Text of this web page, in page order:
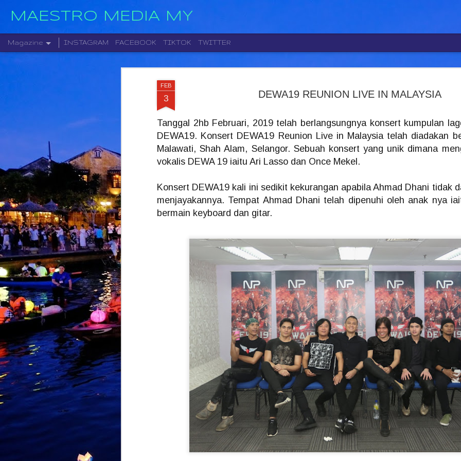
FEB
3 DEWA19 REUNION LIVE IN MALAYSIA
Tanggal 2hb Februari, 2019 telah berlangsungnya konsert kumpulan
DEWA19. Konsert DEWA19 Reunion Live in Malaysia telah diadakan
Malawati, Shah Alam, Selangor. Sebuah konsert yang unik dimana
vokalis DEWA 19 iaitu Ari Lasso dan Once Mekel.
Konsert DEWA19 kali ini sedikit kekurangan apabila Ahmad Dhani tidak
menjayakannya. Tempat Ahmad Dhani telah dipenuhi oleh anak nya
bermain keyboard dan gitar.
MAESTRO MEDIA MY
Magazine INSTAGRAM FACEBOOK TIKTOK TWITTER
4
BANGKIT
"
MENYEPI
KUALA LUMPUR, 4 Ogos
mempertaruhkan karya
baharu dalam perjalanan
Single terbitan MVM
hari ini dalam satu majlis
Syafiq apabila dia
yang sering dikaitkan
mempertaruhkan
KUALA LUMPUR, 31 JULAI 2026
pentas antarabangsa menerusi
AUG
3
DOLLA KEMBALI
LINCAH
MENAMPILKAN IKON
RAP THAILAND
F.HERO DALAM "
G.O.A.T "
KUALA LUMPUR, 31 Julai 2026 -
31
TERKINI DARI
C.RINO OLEH CARLO
RINO KOLEKSI
TERBARU
KACAMATA HITAM
DENGAN DUA
CERMIN MATA HITAM